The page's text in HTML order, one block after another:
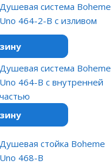
Душевая система Boheme
Uno 464-2-B с изливом
Душевая система Boheme
Uno 464-B с внутренней
частью
Душевая стойка Boheme
Uno 468-B